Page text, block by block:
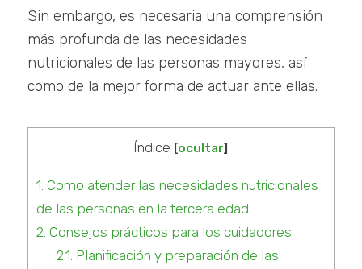
Sin embargo, es necesaria una comprensión
más profunda de las necesidades
nutricionales de las personas mayores, así
como de la mejor forma de actuar ante ellas.
Índice [ocultar]
1. Como atender las necesidades nutricionales
de las personas en la tercera edad
2. Consejos prácticos para los cuidadores
2.1. Planificación y preparación de las